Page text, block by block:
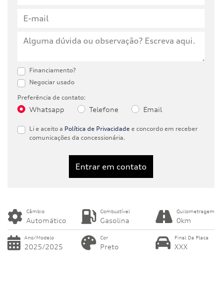
Financiamento?
Negociar usado
Preferência de contato:
Whatsapp Telefone Email
Li e aceito a Política de Privacidade e concordo em receber
comunicações da concessionária.
Entrar em contato
Câmbio
Automático
Combustível
Gasolina
Quilometragem
0km
Ano/Modelo
2025/2025
Cor
Preto
Final Da Placa
XXX